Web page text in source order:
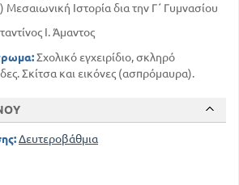
Ιστορία δια την Γ΄ Γυμνασίου
Ι. Άμαντος
Σχολικό εγχειρίδιο, σκληρό
Σκίτσα και εικόνες (ασπρόμαυρα).
Δευτεροβάθμια